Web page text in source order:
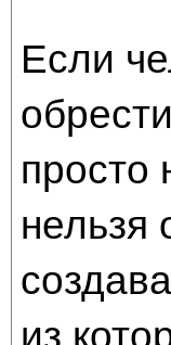
Если
просто
нельзя
из